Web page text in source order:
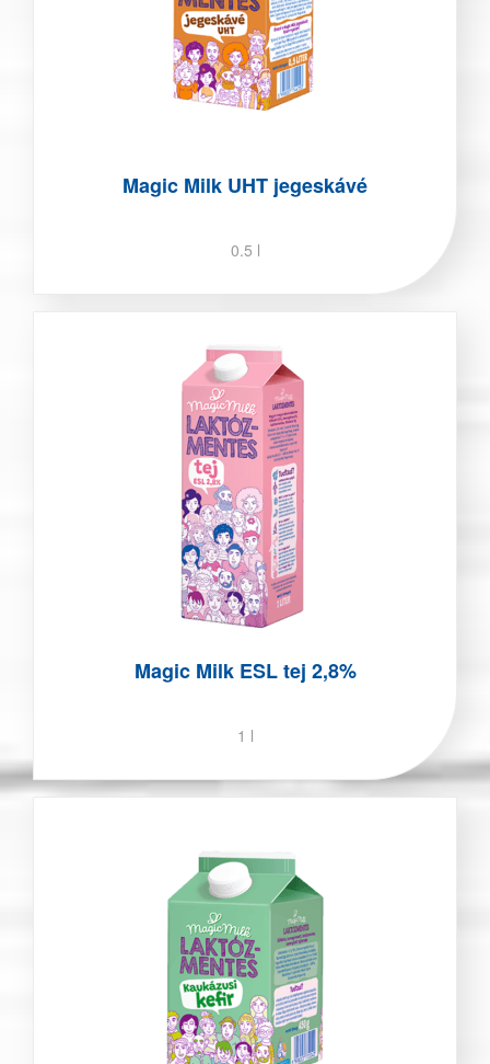
Magic Milk UHT jegeskávé
0.5 l
Magic Milk ESL tej 2,8%
1 l